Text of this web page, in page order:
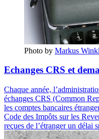
Photo by Markus
Echanges CRS et
Chaque année,
échanges CRS (Common
les comptes bancaires
Code des Impôts sur les
reçues de l’étranger un délai